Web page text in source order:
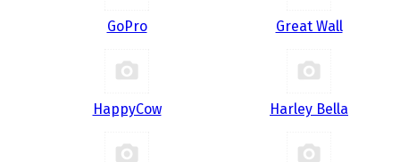
GoPro Great Wall
HappyCow Harley Bella